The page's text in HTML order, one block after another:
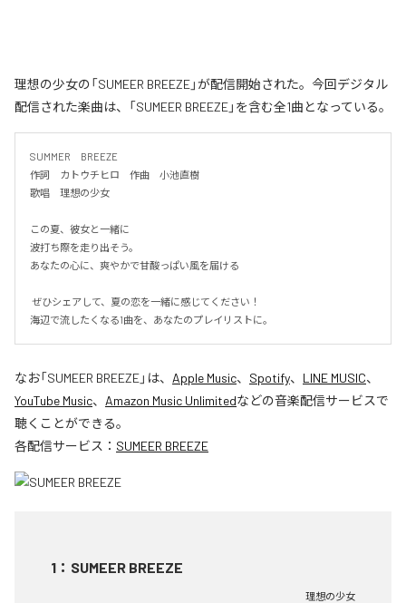
理想の少女の「SUMEER BREEZE」が配信開始された。今回デジタル
配信された楽曲は、「SUMEER BREEZE」を含む全1曲となっている。
SUMMER　BREEZE
作詞　カトウチヒロ　作曲　小池直樹
歌唱　理想の少女
この夏、彼女と一緒に
波打ち際を走り出そう。
あなたの心に、爽やかで甘酸っぱい風を届ける
海辺で流したくなる1曲を、あなたのプレイリストに。
なお「SUMEER BREEZE」は、 Apple Music、 Spotify、 LINE MUSIC、
YouTube Music、 Amazon Music Unlimitedなどの音楽配信サービスで
聴くことができる。
各配信サービス： SUMEER BREEZE
1 ： SUMEER BREEZE
理想の少女